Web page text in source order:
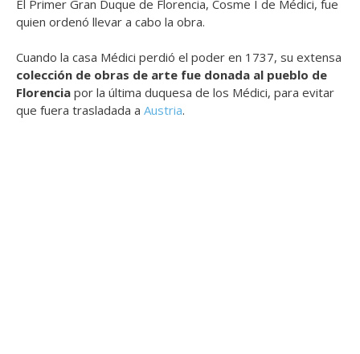
El Primer Gran Duque de Florencia, Cosme I de Médici, fue
quien ordenó llevar a cabo la obra.
Cuando la casa Médici perdió el poder en 1737, su extensa
colección de obras de arte fue donada al pueblo de
Florencia por la última duquesa de los Médici, para evitar
que fuera trasladada a Austria.